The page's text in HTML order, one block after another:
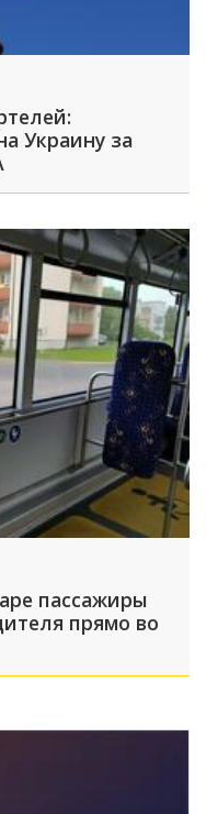
Украину за
пассажиры
прямо во